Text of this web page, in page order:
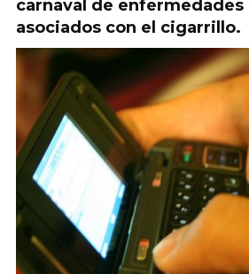
carnaval de enfermedades
asociados con el cigarrillo.